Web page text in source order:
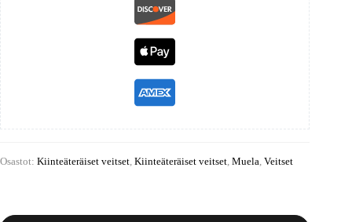
Osastot: Kiinteäteräiset veitset, Kiinteäteräiset veitset, Muela, Veitset